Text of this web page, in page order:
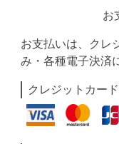
お
お支払いは、クレ
み・各種電子決済
クレジットカード